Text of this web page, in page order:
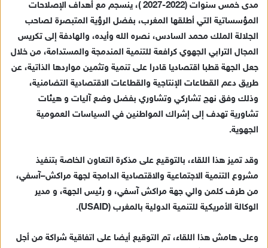
مدى خمس سنوات (2022-2027
)، ينسجم مع أهداف الإصلاحات
المؤسساتية التي أطلقها المغرب، بفضل الرؤية المتبصرة لصاحب
الجلالة الملك محمد السادس، نصره الله وأيده، والهادفة إلى تكريس
المجال الترابي الجهوي كرافعة للتنمية المندمجة والمستدامة، من خلال
جعل الجهة قطبا اقتصاديا قادرا على تنمية وتثمين مواردها الذاتية، عن
طريق دعم القطاعات الإنتاجية والقطاعات الاقتصادية التضامنية،
وذلك وفق نهج تشاركي وتشاوري بفضل وضع آليات و هيئات
تشاورية تهدف إلى إشراك المواطنين في السياسات العمومية
الجهوية.
وقد تميز هذا اللقاء، بالتوقيع على مذكرة التعاون الخاصة بتنفيذ
مشروع التنمية الاجتماعية والاقتصادية الدامجة لجهة مراكش–آسفي،
من طرف كلمن والي جهة مراكش آسفي، و رئيس الجهة، و مدير
الوكالة الأمريكية للتنمية الدولية بالمغرب (USAID)
.
وعلى هامش هذا اللقاء، تم التوقيع أيضا على اتفاقية شراكة من أجل